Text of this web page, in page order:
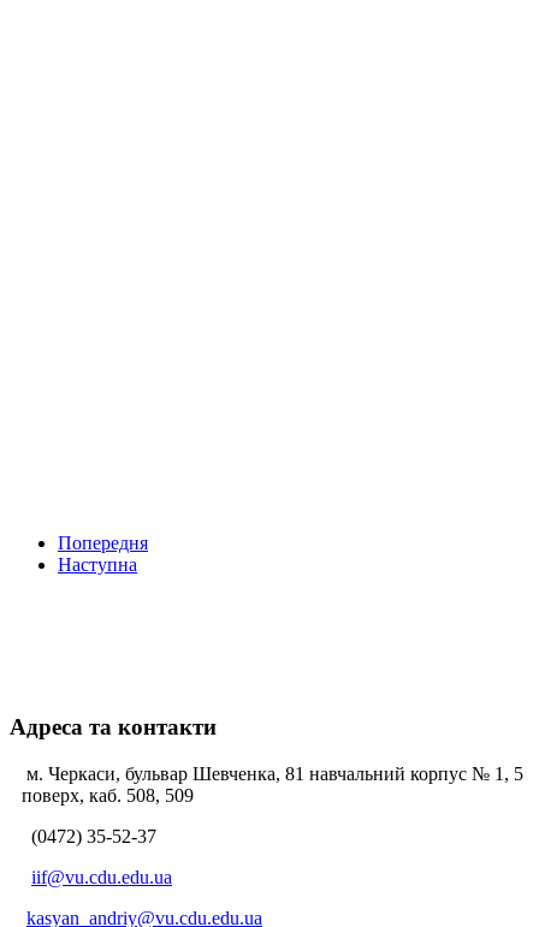
Попередня
Наступна
Адреса та контакти
м. Черкаси, бульвар Шевченка, 81 навчальний корпус № 1, 5
поверх, каб. 508, 509
(0472) 35-52-37
iif@vu.cdu.edu.ua
kasyan_andriy@vu.cdu.edu.ua